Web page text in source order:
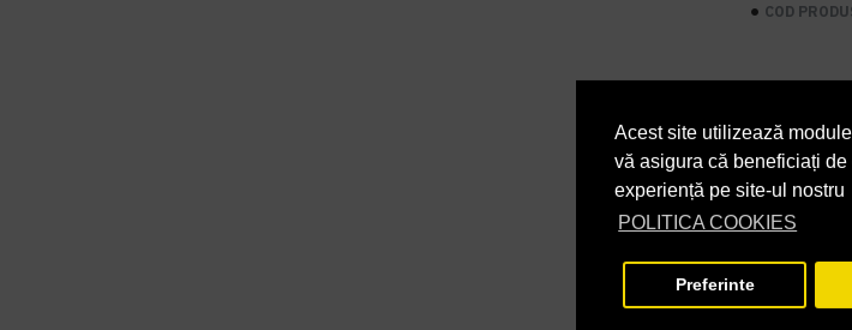
Acest site utilizează
vă asigura că beneficiați de
experiență pe site-ul nostru
POLITICA COOKIES
Preferinte
COD
7,48
9,05 lei